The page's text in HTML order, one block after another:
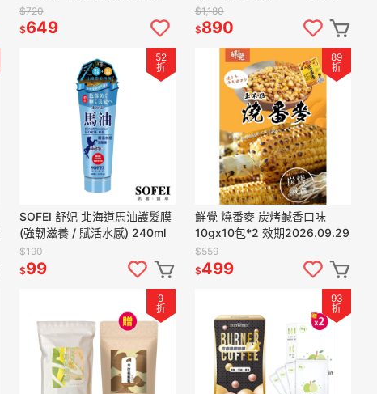
蜂蜜 150g*1 效期2026.10.03
$720
$649
護護手霜 60ml*1
$1,180
$890
52
折
SOFEI 舒妃 北海道馬油護髮膜
(強韌滋養 / 賦活水感) 240ml
$190
$99
89
折
鮮覺 燒番麥 炭烤鹹香口味
10gx10包*2 效期2026.09.29
$559
$499
9
折
93
折